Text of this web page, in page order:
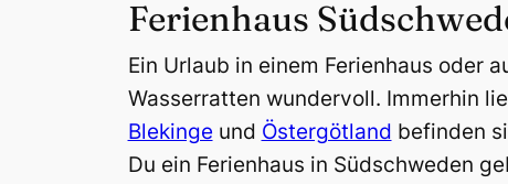
Ferienhaus
Ein Urlaub in einem Ferienhaus oder
Wasserratten wundervoll. Immerhin
Blekinge und Östergötland befinden
Du ein Ferienhaus in Südschweden